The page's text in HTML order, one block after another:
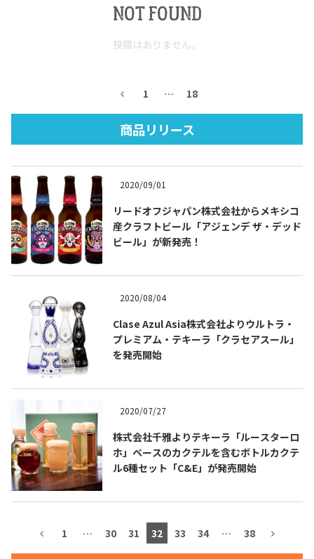
テキーラ・メスカルが飲める
バー＆レストラン
TEQUILA JOURNAL
About テキーラとは
テキーラのつくり方
NOT FOUND
投稿はありません。
1 … 18
商品リリース
2020/09/01
リードオフジャパン株式会社からメキシコ
産クラフトビール「アジェンデ ザ・デッド
ビール」が新発売！
2020/08/04
Clase Azul Asia株式会社よりウルトラ・
プレミアム・テキーラ「クラセアスール」
を発売開始
2020/07/27
株式会社千雅よりテキーラ「ルースターロ
ホ」ベースのカクテルを含むボトルカクテ
ル6種セット「C&E」が発売開始
1 … 30 31 32 33 34 … 38